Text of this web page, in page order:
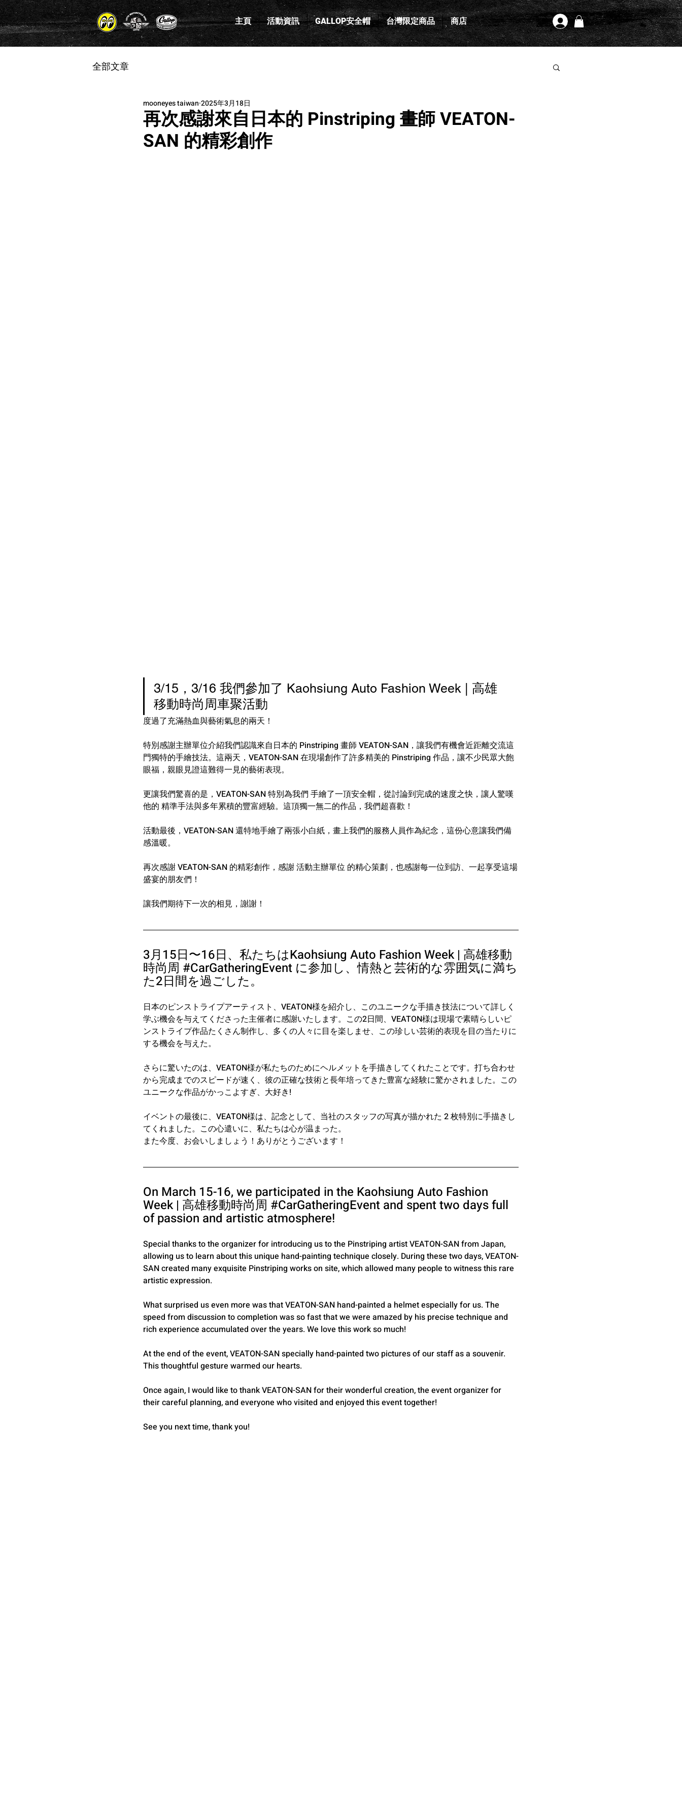
主頁 活動資訊 GALLOP安全帽 台灣限定商品 商店 登入
全部文章
再次感謝來自日本的 Pinstriping 畫師 VEATON-
SAN 的精彩創作
mooneyes taiwan 2025年3月18日
3/15，3/16 我們參加了 Kaohsiung Auto Fashion Week | 高雄
移動時尚周車聚活動
度過了充滿熱血與藝術氣息的兩天！
特別感謝主辦單位介紹我們認識來自日本的 Pinstriping 畫師 VEATON-SAN，讓我們有機會近距離交流這
門獨特的手繪技法。這兩天，VEATON-SAN 在現場創作了許多精美的 Pinstriping 作品，讓不少民眾大飽
眼福，親眼見證這難得一見的藝術表現。
更讓我們驚喜的是，VEATON-SAN 特別為我們 手繪了一頂安全帽，從討論到完成的速度之快，讓人驚嘆
他的 精準手法與多年累積的豐富經驗。這頂獨一無二的作品，我們超喜歡！
活動最後，VEATON-SAN 還特地手繪了兩張小白紙，畫上我們的服務人員作為紀念，這份心意讓我們備
感溫暖。
再次感謝 VEATON-SAN 的精彩創作，感謝 活動主辦單位 的精心策劃，也感謝每一位到訪、一起享受這場
盛宴的朋友們！
讓我們期待下一次的相見，謝謝！
3月15日〜16日、私たちはKaohsiung Auto Fashion Week | 高雄移動
時尚周 #CarGatheringEvent に参加し、情熱と芸術的な雰囲気に満ち
た2日間を過ごした。
日本のピンストライプアーティスト、VEATON様を紹介し、このユニークな手描き技法について詳しく
学ぶ機会を与えてくださった主催者に感謝いたします。この2日間、VEATON様は現場で素晴らしいピ
ンストライプ作品たくさん制作し、多くの人々に目を楽しませ、この珍しい芸術的表現を目の当たりに
する機会を与えた。
さらに驚いたのは、VEATON様が私たちのためにヘルメットを手描きしてくれたことです。打ち合わせ
から完成までのスピードが速く、彼の正確な技術と長年培ってきた豊富な経験に驚かされました。この
ユニークな作品がかっこよすぎ、大好き!
イベントの最後に、VEATON様は、記念として、当社のスタッフの写真が描かれた 2 枚特別に手描きし
てくれました。この心遣いに、私たちは心が温まった。
また今度、お会いしましょう！ありがとうございます！
On March 15-16, we participated in the Kaohsiung Auto Fashion
Week | 高雄移動時尚周 #CarGatheringEvent and spent two days full
of passion and artistic atmosphere!
Special thanks to the organizer for introducing us to the Pinstriping artist VEATON-SAN from Japan,
allowing us to learn about this unique hand-painting technique closely. During these two days, VEATON-
SAN created many exquisite Pinstriping works on site, which allowed many people to witness this rare
artistic expression.
What surprised us even more was that VEATON-SAN hand-painted a helmet especially for us. The
speed from discussion to completion was so fast that we were amazed by his precise technique and
rich experience accumulated over the years. We love this work so much!
At the end of the event, VEATON-SAN specially hand-painted two pictures of our staff as a souvenir.
This thoughtful gesture warmed our hearts.
Once again, I would like to thank VEATON-SAN for their wonderful creation, the event organizer for
their careful planning, and everyone who visited and enjoyed this event together!
See you next time, thank you!